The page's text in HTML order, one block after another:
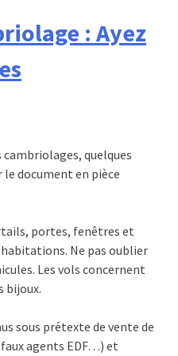
: Ayez
cambriolages, quelques
document en pièce
portes, fenêtres et
Ne pas oublier
Les vols concernent
bijoux.
sous prétexte de vente de
agents EDF…) et